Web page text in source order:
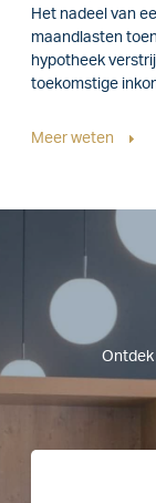
Het nadeel van
maandlasten
hypotheek
toekomstige
Meer weten
Ontdek